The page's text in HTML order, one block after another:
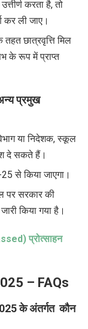
करता है, तो
कर ली जाए।
छात्रवृत्ति मिल
के रूप में प्राप्त
प्रमुख
या निदेशक, स्कूल
दे सकते हैं।
से किया जाएगा।
पर सरकार की
किया गया है।
प्रोत्साहन
– FAQs
के अंतर्गत कौन